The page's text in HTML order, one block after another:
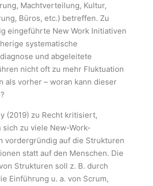
Machtverteilung, Kultur,
Büros, etc.) betreffen. Zu
eingeführte New Work Initiativen
systematische
und abgeleitete
nicht oft zu mehr Fluktuation
als vorher – woran kann dieser
(2019) zu Recht kritisiert,
zu viele New-Work-
vordergründig auf die Strukturen
statt auf den Menschen. Die
Strukturen soll z. B. durch
Einführung u. a. von Scrum,